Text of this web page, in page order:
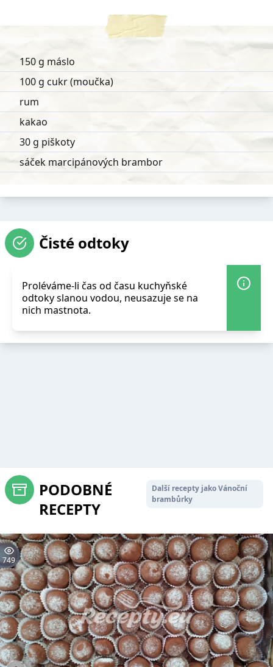
150 g máslo
100 g cukr (moučka)
rum
kakao
30 g piškoty
sáček marcipánových brambor
Čisté odtoky
Proléváme-li čas od času kuchyňské
odtoky slanou vodou, neusazuje se na
nich mastnota.
PODOBNÉ
RECEPTY
Další recepty jako Vánoční
brambůrky
749